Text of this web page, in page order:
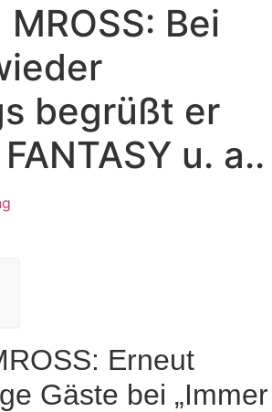
MROSS: Bei
begrüßt er
u. a..
Erneut
Gäste bei „Immer